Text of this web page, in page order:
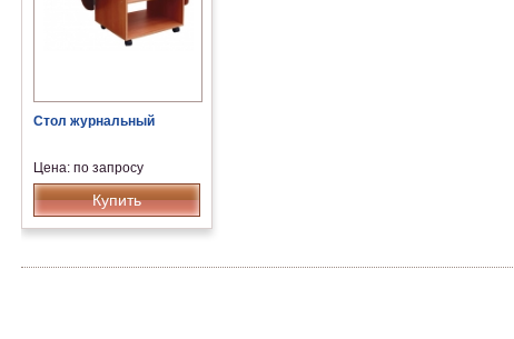
Стол журнальный
Цена: по запросу
Купить